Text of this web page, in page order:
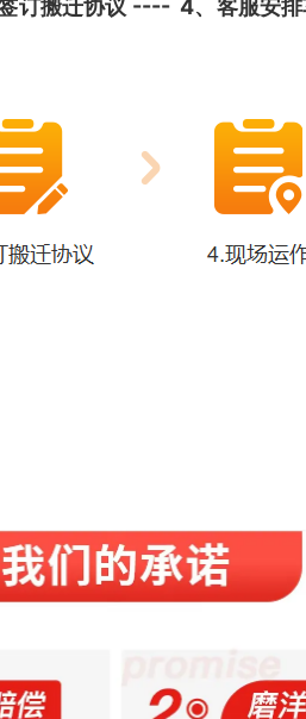
订搬迁协议 ---- 4、客服